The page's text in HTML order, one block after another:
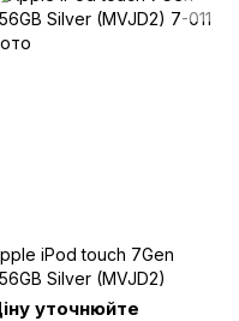
iPod touch 7Gen
Silver (MVJD2)
уточнюйте